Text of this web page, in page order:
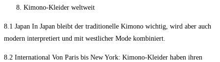
Kimono-Kleider weltweit
8.1 Japan In Japan bleibt der traditionelle Kimono wichtig, wird aber auch
modern interpretiert und mit westlicher Mode kombiniert.
8.2 International Von Paris bis New York: Kimono-Kleider haben ihren